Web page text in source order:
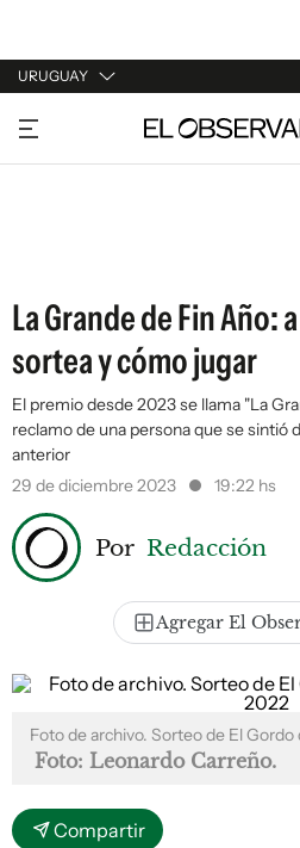
URUGUAY
URUGUAY
ARGENTINA
La Grande de Fin Año:
sortea y cómo jugar
El premio desde 2023 se llama "La
reclamo de una persona que se sintió
anterior
29 de diciembre 2023
19:22 hs
Por Redacción
Agregar El
Foto de archivo. Sorteo de El
Foto: Leonardo Carreño.
Compartir